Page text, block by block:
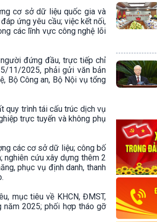
cơ sở dữ liệu quốc gia và
ứng yêu cầu; việc kết nối,
các lĩnh vực công nghệ lõi
đứng đầu, trực tiếp chỉ
11/2025, phải gửi văn bản
Bộ Công an, Bộ Nội vụ tổng
quy trình tái cấu trúc dịch vụ
trực tuyến và không phụ
các cơ sở dữ liệu; công bố
nghiên cứu xây dựng thêm 2
phục vụ định danh, thanh
mục tiêu về KHCN, ĐMST,
2025; phối hợp tháo gỡ